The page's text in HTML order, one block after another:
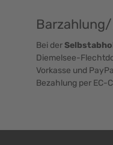
Bei der
Diemelsee-
Vorkasse und
Bezahlung per EC-